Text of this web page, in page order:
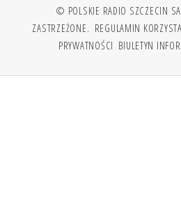
© POLSKIE RADIO SZCZECIN
ZASTRZEŻONE. REGULAMIN
PRYWATNOŚCI BIULETYN